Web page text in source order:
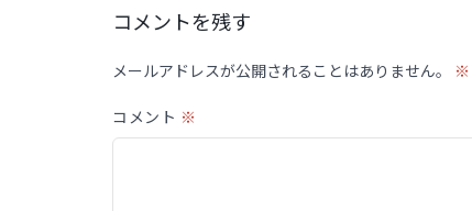
コメントを残す
メールアドレスが公開されることはありません。 ※
コメント ※